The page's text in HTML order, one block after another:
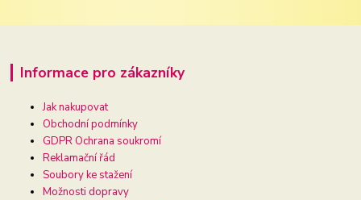
Informace pro zákazníky
Jak nakupovat
Obchodní podmínky
GDPR Ochrana soukromí
Reklamační řád
Soubory ke stažení
Možnosti dopravy